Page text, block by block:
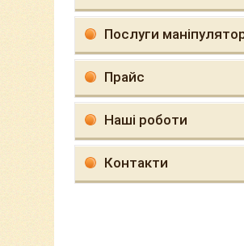
Послуги
Прайс
Наші роботи
Контакти